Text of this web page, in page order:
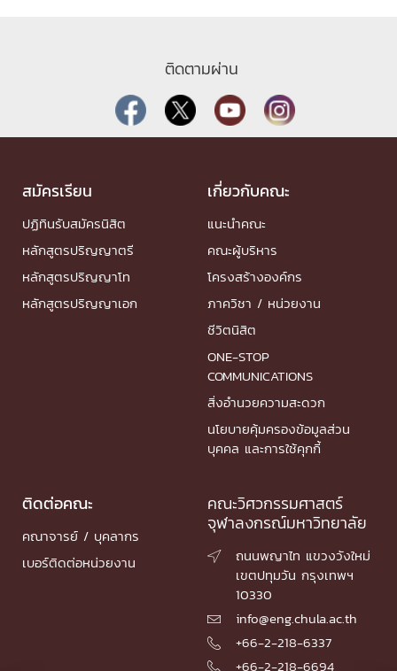
ติดตามผ่าน
สมัครเรียน
ปฏิทินรับสมัครนิสิต
หลักสูตรปริญญาตรี
หลักสูตรปริญญาโท
หลักสูตรปริญญาเอก
เกี่ยวกับคณะ
แนะนำคณะ
คณะผู้บริหาร
โครงสร้างองค์กร
ภาควิชา / หน่วยงาน
ชีวิตนิสิต
ONE-STOP
COMMUNICATIONS
สิ่งอำนวยความสะดวก
นโยบายคุ้มครองข้อมูลส่วน
บุคคล และการใช้คุกกี้
ติดต่อคณะ
คณาจารย์ / บุคลากร
เบอร์ติดต่อหน่วยงาน
คณะวิศวกรรมศาสตร์
จุฬาลงกรณ์มหาวิทยาลัย

ถนนพญาไท แขวงวังใหม่
เขตปทุมวัน กรุงเทพฯ
10330
 info@eng.chula.ac.th
 +66-2-218-6337
 +66-2-218-6694